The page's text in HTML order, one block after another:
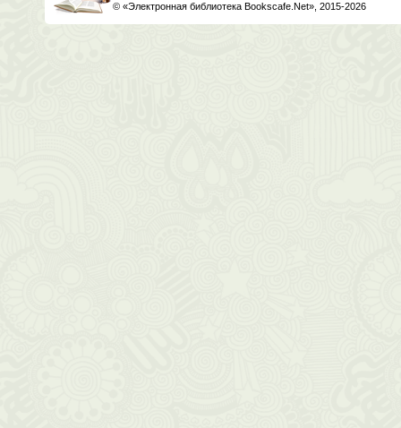
© «Электронная библиотека Bookscafe.Net», 2015-2026